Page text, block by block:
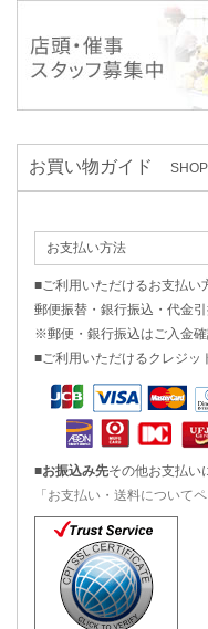
お買い物ガイド
お支払い方法
■ご利用いただけるお支払い
郵便振替・銀行振込・代金
※郵便・銀行振込はご入金確
■ご利用いただけるクレジッ
■お振込み先その他お支払い
「お支払い・送料について